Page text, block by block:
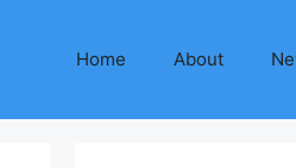
Home About